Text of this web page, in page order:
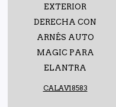
EXTERIOR
DERECHA CON
ARNÉS AUTO
MAGIC PARA
ELANTRA
CALAV18583